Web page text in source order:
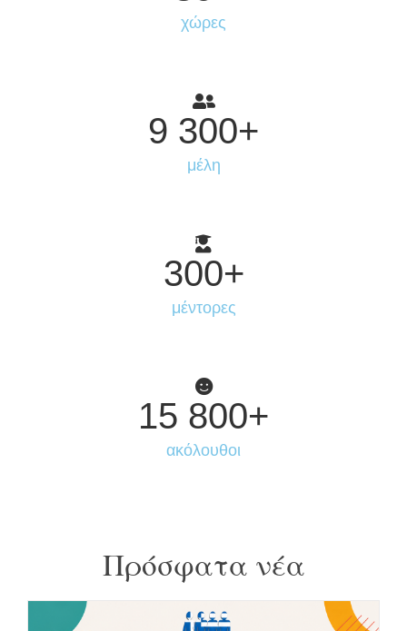
χώρες
9 300+
μέλη
300+
μέντορες
15 800+
ακόλουθοι
Πρόσφατα νέα